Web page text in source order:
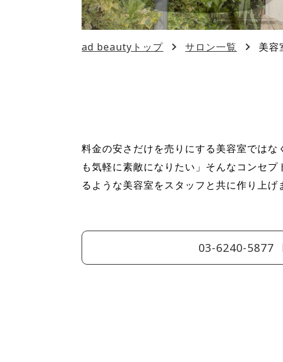
ad beautyトップ サロン一覧 美容
料金の安さだけを売りにする美容室では
も気軽に素敵になりたい」そんなコンセ
るような美容室をスタッフと共に作り上げ
03-6240-5877